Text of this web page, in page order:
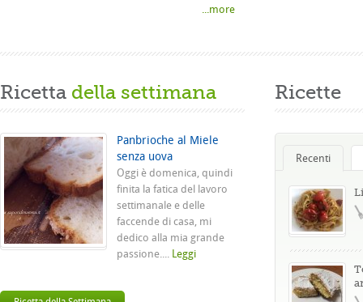
...more
Ricetta della settimana
Panbrioche al Miele
senza uova
Oggi è domenica, quindi
finita la fatica del lavoro
settimanale e delle
faccende di casa, mi
dedico alla mia grande
passione.... Leggi
Ricette
Recenti